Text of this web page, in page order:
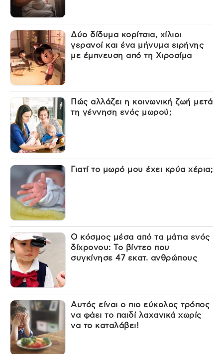
Δύο δίδυμα κορίτσια, χίλιοι
γερανοί και ένα μήνυμα ειρήνης
με έμπνευση από τη Χιροσίμα
Πώς αλλάζει η κοινωνική ζωή μετά
τη γέννηση ενός μωρού;
Γιατί το μωρό μου έχει κρύα χέρια;
Ο κόσμος μέσα από τα μάτια ενός
δίχρονου: Το βίντεο που
συγκίνησε 47 εκατ. ανθρώπους
Αυτός είναι ο πιο εύκολος τρόπος
να φάει το παιδί λαχανικά χωρίς
να το καταλάβει!